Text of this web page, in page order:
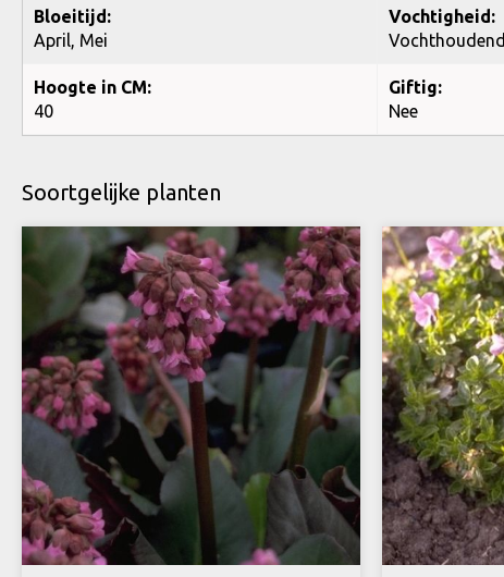
Bloeitijd:
April, Mei
Vochtigheid:
Vochthoudend
Hoogte in CM:
40
Giftig:
Nee
Soortgelijke planten